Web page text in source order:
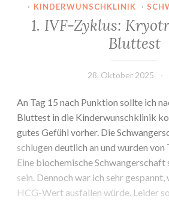
· KINDERWUNSCHKLINIK ·
1. IVF-Zyklus:
Bluttest
28. Oktober 2025
An Tag 15 nach Punktion sollte ich
Bluttest in die Kinderwunschklinik
gutes Gefühl vorher. Die
schlugen deutlich an und wurden von
Eine biochemische
sein. Dennoch war ich sehr
HCG-Wert ausfallen würde. Leider